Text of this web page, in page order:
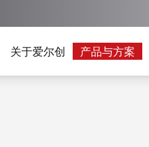
关于爱尔创 产品与方案